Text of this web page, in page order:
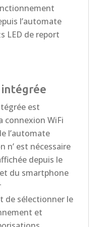
l’automate
LED de report
est
connexion WiFi
l’automate
n’ est nécessaire
depuis le
du smartphone
de sélectionner le
et